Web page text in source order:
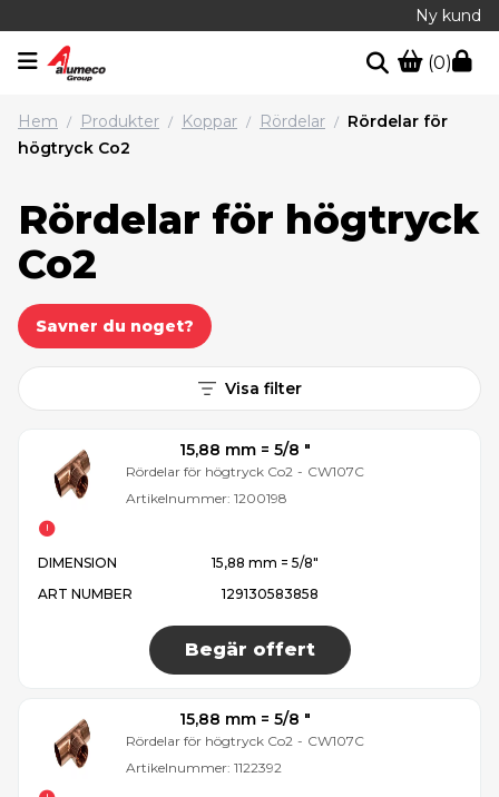
Ny kund
(0)
Hem / Produkter / Koppar / Rördelar / Rördelar för
högtryck Co2
Rördelar för högtryck
Co2
Savner du noget?
Visa filter
15,88 mm = 5/8 ″
Rördelar för högtryck Co2 - CW107C
Artikelnummer: 1200198
DIMENSION
15,88 mm = 5/8″
ART NUMBER
129130583858
Begär offert
15,88 mm = 5/8 ″
Rördelar för högtryck Co2 - CW107C
Artikelnummer: 1122392